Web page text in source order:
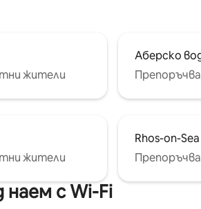
жители
Аберско
жители
Rhos-on-
с Wi-Fi